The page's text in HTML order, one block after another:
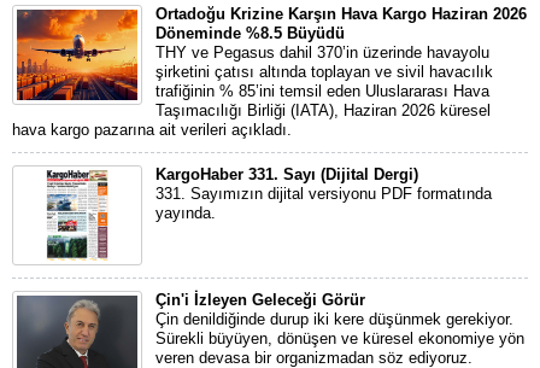
Ortadoğu Krizine Karşın Hava Kargo Haziran 2026
Döneminde %8.5 Büyüdü
THY ve Pegasus dahil 370’in üzerinde havayolu
şirketini çatısı altında toplayan ve sivil havacılık
trafiğinin % 85’ini temsil eden Uluslararası Hava
Taşımacılığı Birliği (IATA), Haziran 2026 küresel
hava kargo pazarına ait verileri açıkladı.
KargoHaber 331. Sayı (Dijital Dergi)
331. Sayımızın dijital versiyonu PDF formatında
yayında.
Çin'i İzleyen Geleceği Görür
Çin denildiğinde durup iki kere düşünmek gerekiyor.
Sürekli büyüyen, dönüşen ve küresel ekonomiye yön
veren devasa bir organizmadan söz ediyoruz.